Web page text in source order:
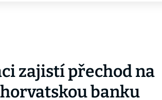
zajistí přechod na
banku